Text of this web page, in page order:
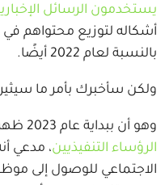
يستخدمون الرسائل الإخبارية
بالنسبة لعام 2022 أيضًا.
ولكن سأخبرك بأمر ما
وهو أن ببداية عام 2023 ظهرت
الرؤساء التنفيذيين، مدعي
الاجتماعي للوصول إلى